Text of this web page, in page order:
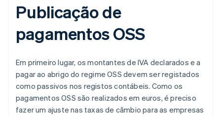
Publicação de
pagamentos OSS
Em primeiro lugar, os montantes de IVA declarados e a
pagar ao abrigo do regime OSS devem ser registados
como passivos nos registos contábeis. Como os
pagamentos OSS são realizados em euros, é preciso
fazer um ajuste nas taxas de câmbio para as empresas